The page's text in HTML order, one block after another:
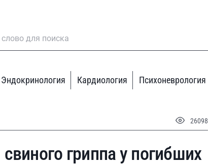
Эндокринология Кардиология Психоневрология
26098
гриппа у погибших